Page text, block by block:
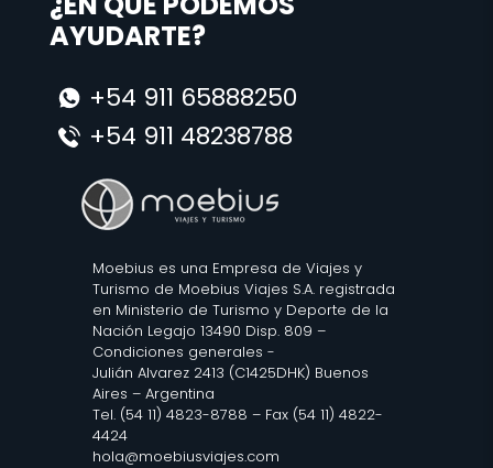
AYUDARTE?
+54 911 65888250
+54 911 48238788
Moebius es una Empresa de Viajes y
Turismo de Moebius Viajes S.A. registrada
en Ministerio de Turismo y Deporte de la
Nación Legajo 13490 Disp. 809 –
Condiciones generales -
Julián Alvarez 2413 (C1425DHK) Buenos
Aires – Argentina
Tel. (54 11) 4823-8788 – Fax (54 11) 4822-
4424
hola@moebiusviajes.com